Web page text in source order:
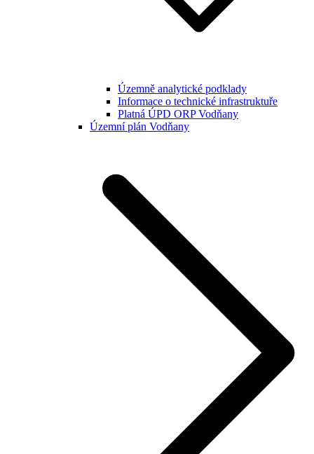
Územně analytické podklady
Informace o technické infrastruktuře
Platná ÚPD ORP Vodňany
Územní plán Vodňany